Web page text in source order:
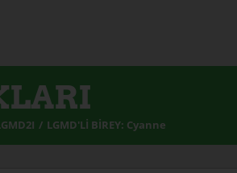
LGMD'Lİ BİREY: Cyanne